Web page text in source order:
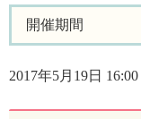
開催期間
2017年5月19日